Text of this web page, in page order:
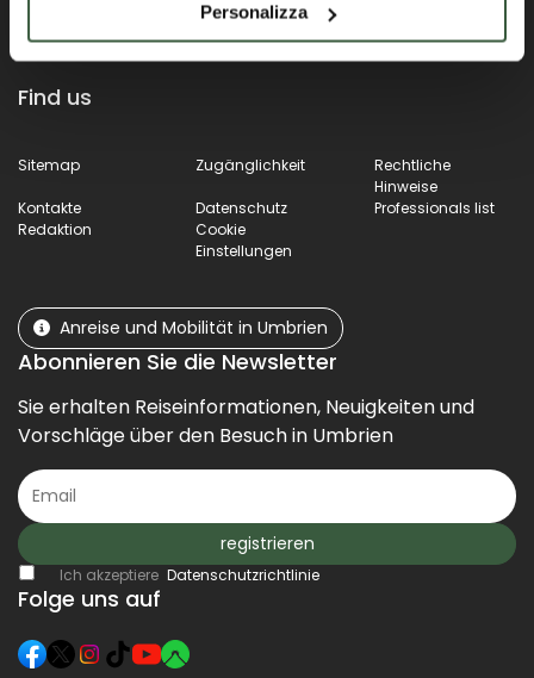
Personalizza
Find us
Sitemap Zugänglichkeit
Rechtliche
Hinweise
Kontakte
Datenschutz
Professionals list
Redaktion
Cookie
Einstellungen
Anreise und Mobilität in Umbrien
Abonnieren Sie die Newsletter
Sie erhalten Reiseinformationen, Neuigkeiten und
Vorschläge über den Besuch in Umbrien
registrieren
Ich akzeptiere Datenschutzrichtlinie
Folge uns auf